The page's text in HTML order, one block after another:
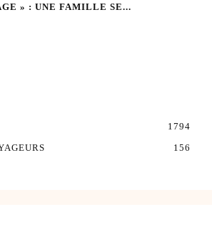
» : UNE FAMILLE SE...
1794
156